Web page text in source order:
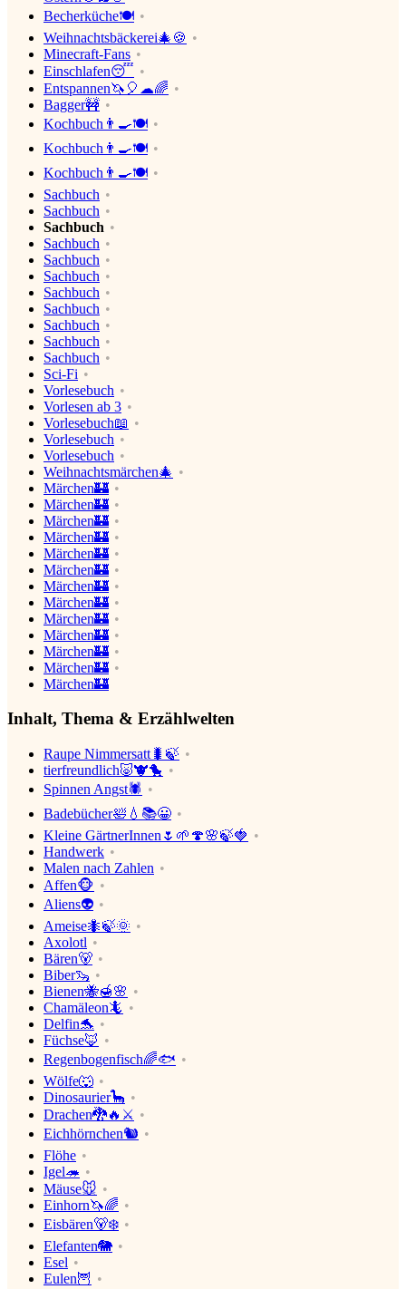
Becherküche🍽
Weihnachtsbäckerei🎄🍪
Minecraft-Fans
Einschlafen😴
Entspannen🦄🎈☁🌈
Bagger🚧
Kochbuch👨‍🍳🍽
Kochbuch👨‍🍳🍽
Kochbuch👨‍🍳🍽
Sachbuch
Sachbuch
Sachbuch
Sachbuch
Sachbuch
Sachbuch
Sachbuch
Sachbuch
Sachbuch
Sachbuch
Sachbuch
Sci-Fi
Vorlesebuch
Vorlesen ab 3
Vorlesebuch📖
Vorlesebuch
Vorlesebuch
Weihnachtsmärchen🎄
Märchen🏰
Märchen🏰
Märchen🏰
Märchen🏰
Märchen🏰
Märchen🏰
Märchen🏰
Märchen🏰
Märchen🏰
Märchen🏰
Märchen🏰
Märchen🏰
Märchen🏰
Inhalt, Thema & Erzählwelten
Raupe Nimmersatt🐛🍃
tierfreundlich🐷🐮🐤
Spinnen Angst🕷
Badebücher🛀💧📚😀
Kleine GärtnerInnen🌷🌱🍄🌸🍃🍓
Handwerk
Malen nach Zahlen
Affen🐵
Aliens👽
Ameise🐜🍃🌞
Axolotl
Bären🐻
Biber🦦
Bienen🐝🍯🌸
Chamäleon🦎
Delfin🐬
Füchse🦊
Regenbogenfisch🌈🐟
Wölfe🐺
Dinosaurier🦕
Drachen🐉🔥⚔
Eichhörnchen🐿
Flöhe
Igel🦔
Mäuse🐭
Einhorn🦄🌈
Eisbären🐻‍❄️
Elefanten🐘
Esel
Eulen🦉